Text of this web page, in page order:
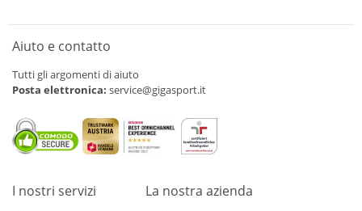
Aiuto e contatto
Tutti gli argomenti di aiuto
Posta elettronica: service@gigasport.it
I nostri servizi La nostra azienda